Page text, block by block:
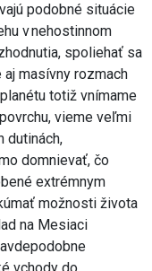
podobné situácie
v nehostinnom
spoliehať sa
aj masívny rozmach
totiž vnímame
vieme veľmi
dutinách,
domnievať, čo
extrémnym
možnosti života
na Mesiaci